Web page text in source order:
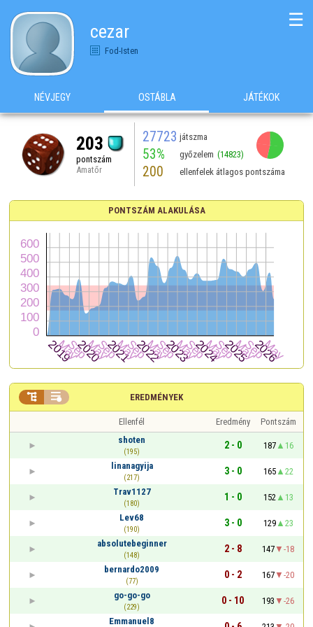
cezar
Fod-Isten
☰
NÉVJEGY OSTÁBLA JÁTÉKOK
203
pontszám
Amatőr
27723 játszma
53% győzelem (14823)
200 ellenfelek átlagos pontszáma
PONTSZÁM ALAKULÁSA
EREDMÉNYEK
 
Ellenfél Eredmény
Pontszám
shoten
(195)
2 - 0 187
16
linanagyija
(217)
3 - 0 165
22
Trav1127
(180)
1 - 0 152
13
Lev68
(190)
3 - 0 129
23
absolutebeginner
(148)
2 - 8 147
-18
bernardo2009
(77)
0 - 2 167
-20
go-go-go
(229)
0 - 10 193
-26
Emmanuel8